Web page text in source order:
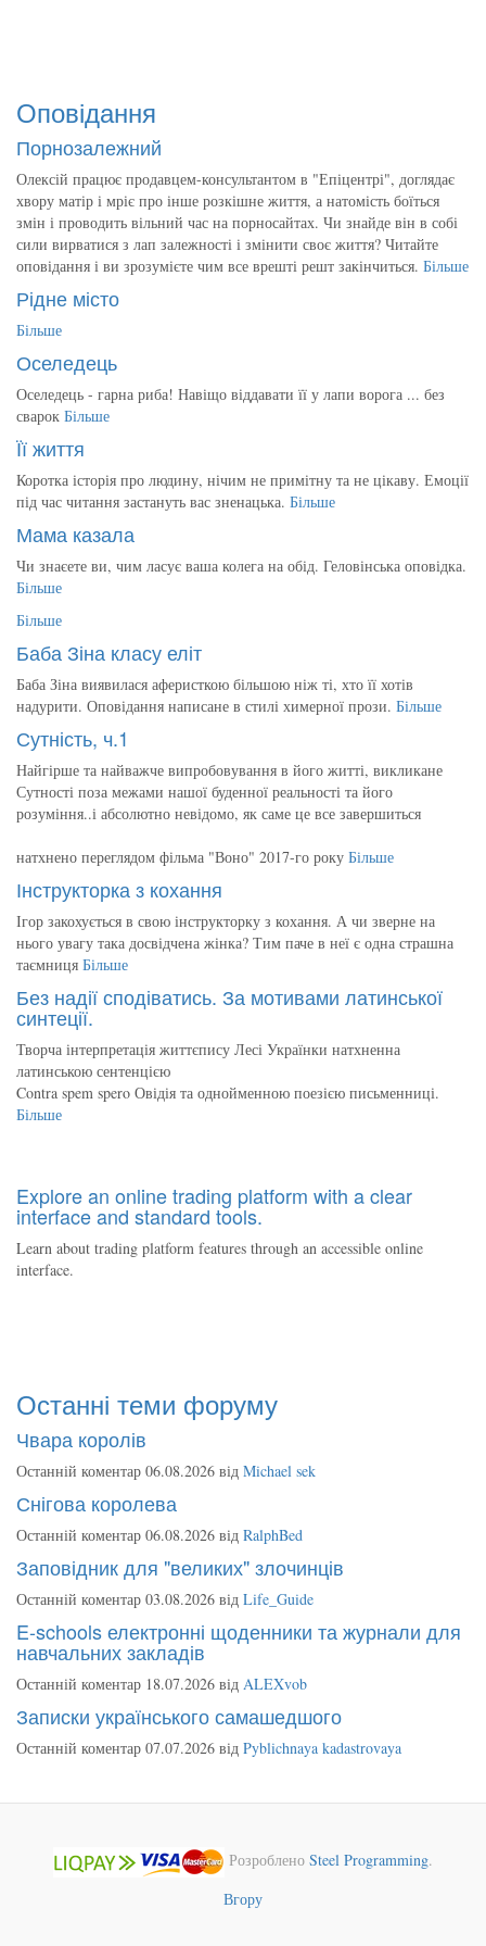
Оповідання
Порнозалежний
Олексій працює продавцем-консультантом в "Епіцентрі", доглядає
хвору матір і мріє про інше розкішне життя, а натомість боїться
змін і проводить вільний час на порносайтах. Чи знайде він в собі
сили вирватися з лап залежності і змінити своє життя? Читайте
оповідання і ви зрозумієте чим все врешті решт закінчиться. Більше
Рідне місто
Більше
Оселедець
Оселедець - гарна риба! Навіщо віддавати її у лапи ворога ... без
сварок Більше
Її життя
Коротка історія про людину, нічим не примітну та не цікаву. Емоції
під час читання застануть вас зненацька. Більше
Мама казала
Чи знаєете ви, чим ласує ваша колега на обід. Геловінська оповідка.
Більше
Більше
Баба Зіна класу еліт
Баба Зіна виявилася аферисткою більшою ніж ті, хто її хотів
надурити. Оповідання написане в стилі химерної прози. Більше
Сутність, ч.1
Найгірше та найважче випробовування в його житті, викликане
Сутності поза межами нашої буденної реальності та його
розуміння..і абсолютно невідомо, як саме це все завершиться
натхнено переглядом фільма "Воно" 2017-го року Більше
Інструкторка з кохання
Ігор закохується в свою інструкторку з кохання. А чи зверне на
нього увагу така досвідчена жінка? Тим паче в неї є одна страшна
таємниця Більше
Без надії сподіватись. За мотивами латинської
синтеції.
Творча інтерпретація життєпису Лесі Українки натхненна
латинською сентенцією
Contra spem spero Овідія та однойменною поезією письменниці.
Більше
Explore an online trading platform with a clear
interface and standard tools.
Learn about trading platform features through an accessible online
interface.
Останні теми форуму
Чвара королів
Останній коментар 06.08.2026 від Michael sek
Снігова королева
Останній коментар 06.08.2026 від RalphBed
Заповідник для "великих" злочинців
Останній коментар 03.08.2026 від Life_Guide
E-schools електронні щоденники та журнали для
навчальних закладів
Останній коментар 18.07.2026 від ALEXvob
Записки українського самашедшого
Останній коментар 07.07.2026 від Pyblichnaya kadastrovaya
Розроблено Steel Programming.
Вгору